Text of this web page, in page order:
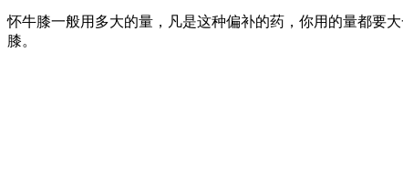
怀牛膝一般用多大的量，凡是这种偏补的药，你用的量都要
膝。